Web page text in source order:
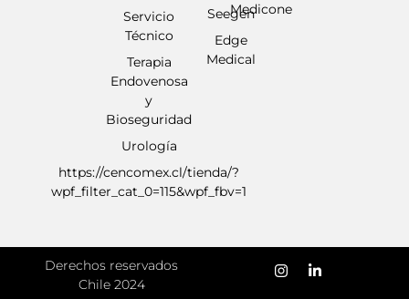
Servicio
Técnico
Terapia
Endovenosa
y
Bioseguridad
Urología
https://cencomex.cl/tienda/?
wpf_filter_cat_0=115&wpf_fbv=1
Seegen
Edge
Medical
Medicone
Derechos reservados
Chile 2024